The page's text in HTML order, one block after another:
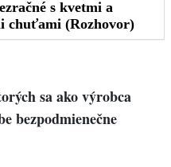
sa ako výrobca
bezpodmienečne